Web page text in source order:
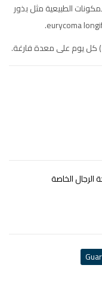
الطبيعية مثل بذور
الرجال الخاصة